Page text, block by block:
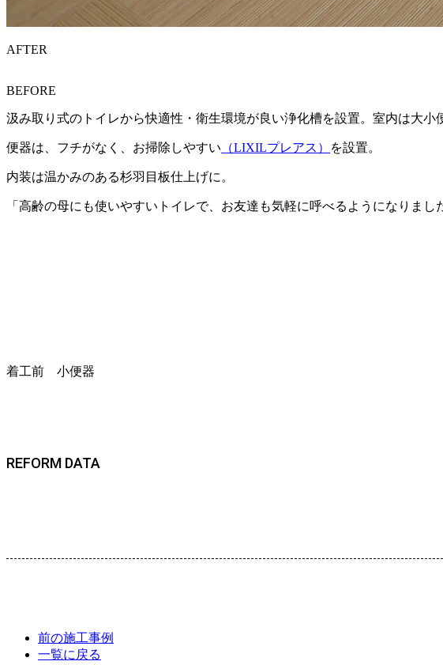
AFTER
BEFORE
汲み取り式のトイレから快適性・衛生環境が良い浄化槽を設置。室内は大
便器は、フチがなく、お掃除しやすい （LIXILプレアス） を設置。
内装は温かみのある杉羽目板仕上げに。
「高齢の母にも使いやすいトイレで、お友達も気軽に呼べるようになりま
着工前 小便器
REFORM DATA
前の施工事例
一覧に戻る